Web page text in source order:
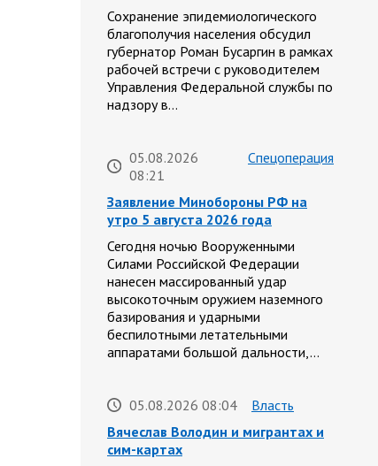
Сохранение эпидемиологического
благополучия населения обсудил
губернатор Роман Бусаргин в рамках
рабочей встречи с руководителем
Управления Федеральной службы по
надзору в…
05.08.2026
08:21
Спецоперация
Заявление Минобороны РФ на
утро 5 августа 2026 года
Сегодня ночью Вооруженными
Силами Российской Федерации
нанесен массированный удар
высокоточным оружием наземного
базирования и ударными
беспилотными летательными
аппаратами большой дальности,…
05.08.2026 08:04
Власть
Вячеслав Володин и мигрантах и
сим-картах